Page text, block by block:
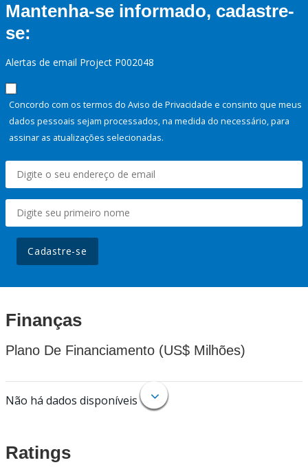
Mantenha-se informado, cadastre-
se:
Alertas de email Project P002048
Concordo com os termos do Aviso de Privacidade e consinto que meus
dados pessoais sejam processados, na medida do necessário, para
assinar as atualizações selecionadas.
Cadastre-se
Finanças
Plano De Financiamento (US$ Milhões)
Não há dados disponíveis
Ratings